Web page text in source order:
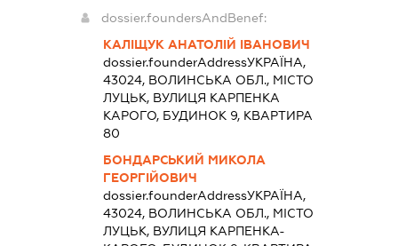
dossier.foundersAndBenef:
КАЛІЩУК АНАТОЛІЙ ІВАНОВИЧ
dossier.founderAddressУКРАЇНА,
43024, ВОЛИНСЬКА ОБЛ., МІСТО
ЛУЦЬК, ВУЛИЦЯ КАРПЕНКА
КАРОГО, БУДИНОК 9, КВАРТИРА
80
БОНДАРСЬКИЙ МИКОЛА
ГЕОРГІЙОВИЧ
dossier.founderAddressУКРАЇНА,
43024, ВОЛИНСЬКА ОБЛ., МІСТО
ЛУЦЬК, ВУЛИЦЯ КАРПЕНКА-